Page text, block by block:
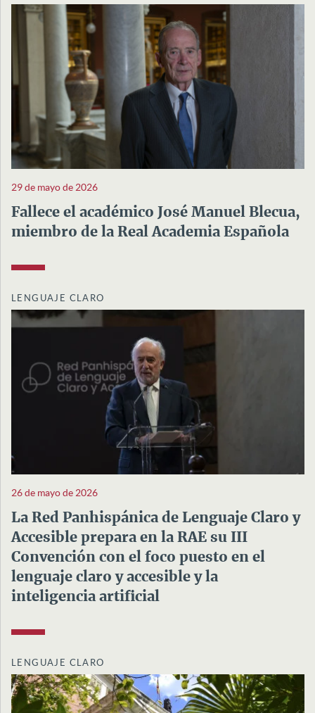
29 de mayo de 2026
Fallece el académico José Manuel Blecua,
miembro de la Real Academia Española
LENGUAJE CLARO
26 de mayo de 2026
La Red Panhispánica de Lenguaje Claro y
Accesible prepara en la RAE su III
Convención con el foco puesto en el
lenguaje claro y accesible y la
inteligencia artificial
LENGUAJE CLARO